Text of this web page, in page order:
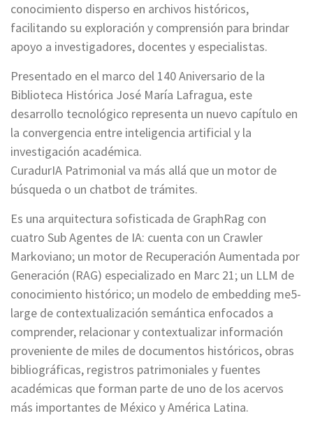
conocimiento disperso en archivos históricos,
facilitando su exploración y comprensión para brindar
apoyo a investigadores, docentes y especialistas.
Presentado en el marco del 140 Aniversario de la
Biblioteca Histórica José María Lafragua, este
desarrollo tecnológico representa un nuevo capítulo en
la convergencia entre inteligencia artificial y la
investigación académica.
CuradurIA Patrimonial va más allá que un motor de
búsqueda o un chatbot de trámites.
Es una arquitectura sofisticada de GraphRag con
cuatro Sub Agentes de IA: cuenta con un Crawler
Markoviano; un motor de Recuperación Aumentada por
Generación (RAG) especializado en Marc 21; un LLM de
conocimiento histórico; un modelo de embedding me5-
large de contextualización semántica enfocados a
comprender, relacionar y contextualizar información
proveniente de miles de documentos históricos, obras
bibliográficas, registros patrimoniales y fuentes
académicas que forman parte de uno de los acervos
más importantes de México y América Latina.